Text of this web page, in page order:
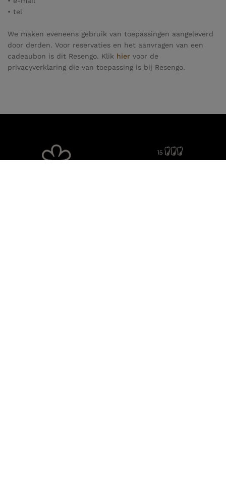
• tel
We maken eveneens gebruik van toepassingen aangeleverd
door derden. Voor reservaties en het aanvragen van een
cadeaubon is dit Resengo. Klik hier voor de
privacyverklaring die van toepassing is bij Resengo.